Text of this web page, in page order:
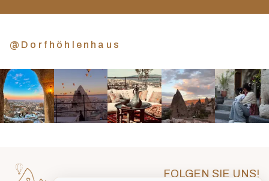
@Dorfhöhlenhaus
FOLGEN SIE UNS!